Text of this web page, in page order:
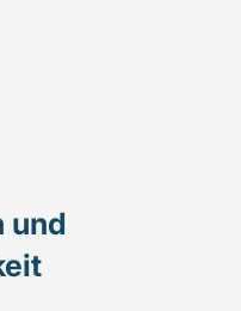
und